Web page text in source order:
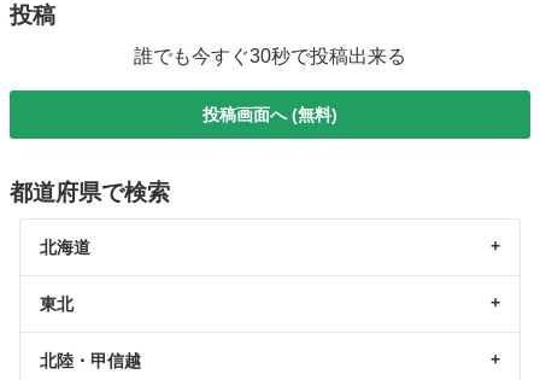
投稿
誰でも今すぐ30秒で投稿出来る
投稿画面へ (無料)
都道府県で検索
北海道
東北
北陸・甲信越